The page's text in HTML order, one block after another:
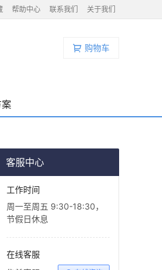
帮助中心 联系我们 关于我们
购物车
客服中心
工作时间
周一至周五 9:30-18:30，
节假日休息
在线客服